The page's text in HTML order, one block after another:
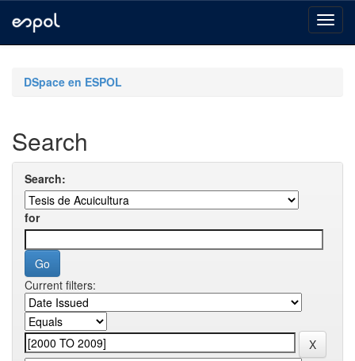
navigationDSpace en ESPOL
Search
Search:
for
Current filters: